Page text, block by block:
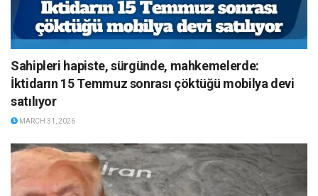
Sahipleri hapiste, sürgünde, mahkemelerde:
İktidarın 15 Temmuz sonrası çöktüğü mobilya devi
satılıyor
MARCH 31, 2026